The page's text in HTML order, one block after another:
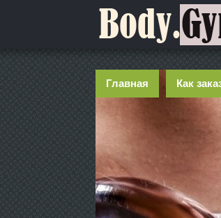
Главная Как